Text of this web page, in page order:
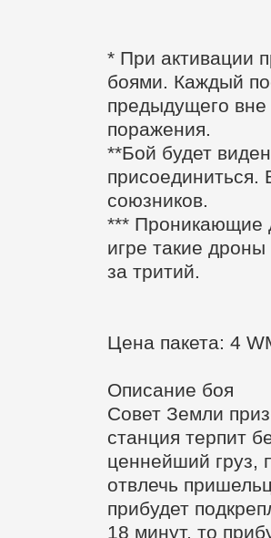
* При активации
боями. Каждый
предыдущего вне
поражения.
**Бой будет
присоединиться.
союзников.
*** Проникающие
игре такие
за тритий.
Цена пакета: 4
Описание боя
Совет Земли
станция терпит
ценнейший груз,
отвлечь
прибудет
18 минут, то